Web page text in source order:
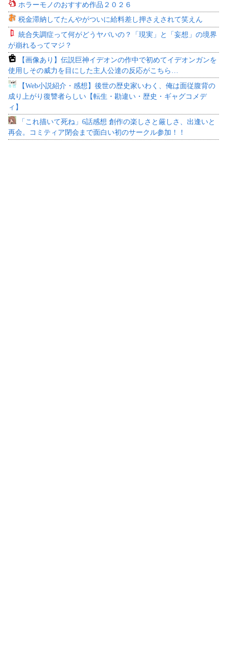
ホラーモノのおすすめ作品２０２６
税金滞納してたんやがついに給料差し押さえされて笑えん
統合失調症って何がどうヤバいの？「現実」と「妄想」の境界
が崩れるってマジ？
【画像あり】伝説巨神イデオンの作中で初めてイデオンガンを
使用しその威力を目にした主人公達の反応がこちら…
【Web小説紹介・感想】後世の歴史家いわく、俺は面従腹背の
成り上がり復讐者らしい【転生・勘違い・歴史・ギャグコメデ
ィ】
「これ描いて死ね」6話感想 創作の楽しさと厳しさ、出逢いと
再会。コミティア閉会まで面白い初のサークル参加！！